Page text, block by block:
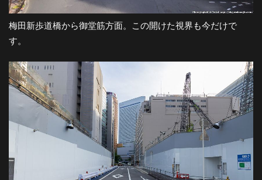
梅田新歩道橋から御堂筋方面。この開けた視界も今だけで
す。